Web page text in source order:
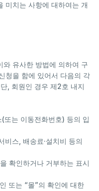
미치는 사항에 대하여는 개
와 유사한 방법에 의하여 구
청을 함에 있어서 다음의 각
, 회원인 경우 제2호 내지
또는 이동전화번호) 등의 입
스, 배송료·설치비 등의
확인하거나 거부하는 표시
또는 “몰”의 확인에 대한